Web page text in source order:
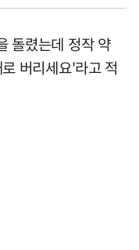
돌렸는데 정작 약
버리세요'라고 적